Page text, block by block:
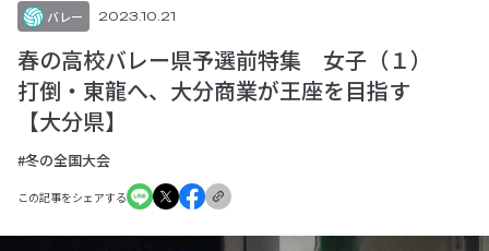
バレー 2023.10.21
春の高校バレー県予選前特集 女子（１）
打倒・東龍へ、大分商業が王座を目指す
【大分県】
#冬の全国大会
この記事をシェアする